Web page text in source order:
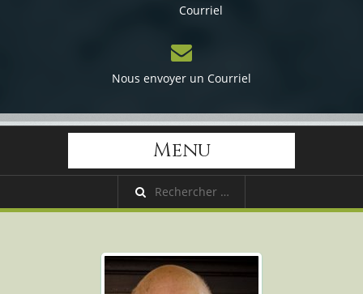
Courriel
Nous envoyer un Courriel
Menu